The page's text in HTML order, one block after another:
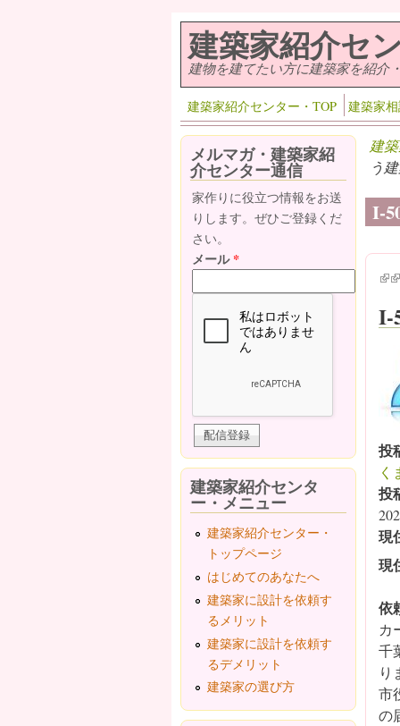
建築家紹介セ
建物を建てたい方に建築家を紹介
建築家紹介センター・TOP 建築家
建
う
I-
I-
投
く
投
現
現
依
カ
千
り
市
の
メルマガ・建築家紹
介センター通信
家作りに役立つ情報をお送
りします。ぜひご登録くだ
さい。
メール*
建築家紹介センタ
ー・メニュー
建築家紹介センター・
トップページ
はじめてのあなたへ
建築家に設計を依頼す
るメリット
建築家に設計を依頼す
るデメリット
建築家の選び方